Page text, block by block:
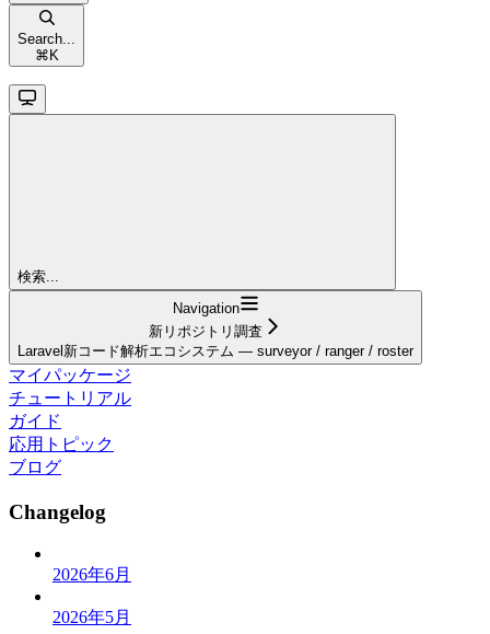
Search...
⌘ K
検索...
Navigation
新リポジトリ調査
Laravel新コード解析エコシステム — surveyor / ranger / roster
マイパッケージ
チュートリアル
ガイド
応用トピック
ブログ
Changelog
2026年6月
2026年5月